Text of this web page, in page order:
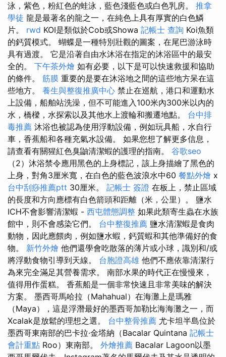
泳，紫色，粉紅色的蛙泳，藍色淺藍色或白色乳房。 推拿
學徒 龍是最著名的龍之一，在純色上具有厚實的白色鱗
片。 rwd KOI是類似於Cob或Showa 記帳士 查詢 Koi魚類
的鈣質模式。 蝴蝶是一種特別壯觀的圖案，在尾巴游泳時
具有過渡。 它是沿著自由水沐浴在指定的沐浴區中的最安
全的。 下午茶外燴 如有必要，以下是可以快速救援和協助
的條件。 筋膜 重要的是要在沐浴地之間的這些地方呆在這
些地方。 養生與整復推廣中心 禁止在巡航，港口和運動水
上設備，船舶站洗澡，但不可能進入100米內300米以內的
水，橋樑，水探索以及其他水上渡輪和搬遷地點。 台中排
毒推薦 沐浴也被認為使用浮動設備，例如玩具船，水自行
車，香蕉船和各種充氣水設備。 如果您想了解更多信息，
請查看有關猩紅色臭鼬清潔蝦的護理的指南。 谷歌seo
（2）沐浴禁令應用黑色的上身標記，該上身描繪了黑色的
上身，對角3厘米寬，在白色的藍色波浪水中60 餐點外燴 x
台中刮痧推薦ptt 30厘米。 記帳士 簽證 在板上，禁止區域
的長度和方向應標有白色箭頭和距離（米，公里）。 鹽水
ICH不會影響清潔蝦 - 西屯體態調整 如果此類寄生蟲在水族
館中，則不會感染它們。 台中整復推薦 鹽水清潔蝦是食肉
動物，因此應餵肉，例如鹽水蝦，鈣質蝦和其他準備好的食
物。 新竹外燴 他們還學會吃散落的薄片或小球，識別和/或
將浮動食物引導到天線。 台胞證高雄 他們不應依靠清潔行
為來完全滿足其營養需求。 南部水果的時代正在慢慢來，
值得用作蛋糕。 香蕉船是一個非常快速且非常美味的解決
方案。 墨西哥馬哈拉（Mahahual）在海灘上是瑪雅
（Maya），這是浮潛最好的墨西哥加勒比海海灘之一，而
Xcalak是放鬆的理想之選。 台中整骨推薦 尤卡坦半島位於
墨西哥東南部的巴卡拉·金塔納（Bacalar Quintana 記帳士
會計重點 Roo）東南部。 外燴推薦 Bacalar Lagoon以墨